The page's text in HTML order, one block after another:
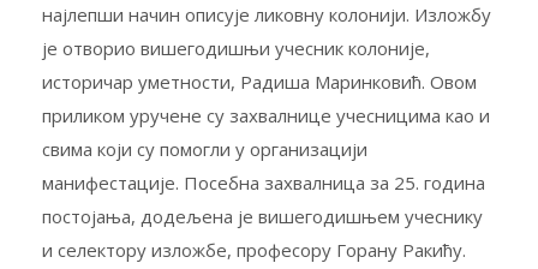
најлепши начин описује ликовну колонији. Изложбу
је отворио вишегодишњи учесник колоније,
историчар уметности, Радиша Маринковић. Овом
приликом уручене су захвалнице учесницима као и
свима који су помогли у организацији
манифестације. Посебна захвалница за 25. година
постојања, додељена је вишегодишњем учеснику
и селектору изложбе, професору Горану Ракићу.